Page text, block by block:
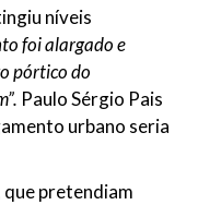
níveis
foi alargado e
pórtico do
Paulo Sérgio Pais
urbano seria
pretendiam